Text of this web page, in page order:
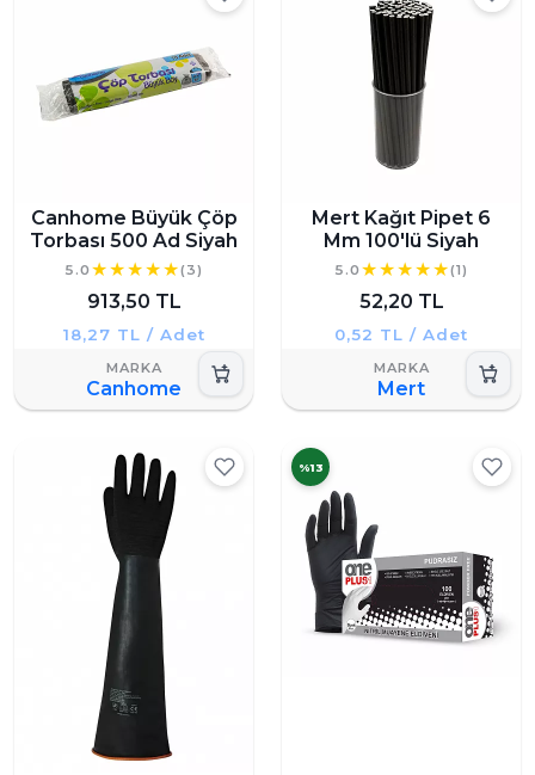
Canhome Büyük Çöp
Torbası 500 Ad Siyah
5.0 (3)
913,50 TL
18,27 TL / Adet
Canhome
Mert Kağıt Pipet 6
Mm 100'lü Siyah
5.0 (1)
52,20 TL
0,52 TL / Adet
Mert
%13